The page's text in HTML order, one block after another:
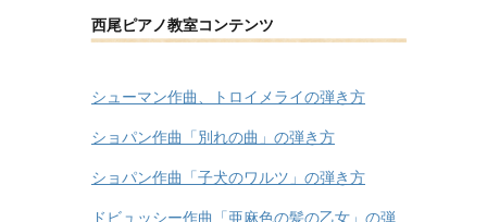
西尾ピアノ教室コンテンツ
シューマン作曲、トロイメライの弾き方
ショパン作曲「別れの曲」の弾き方
ショパン作曲「子犬のワルツ」の弾き方